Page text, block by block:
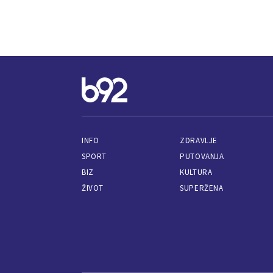
INFO
SPORT
BIZ
ŽIVOT
ZDRAVLJE
PUTOVANJA
KULTURA
SUPERŽENA